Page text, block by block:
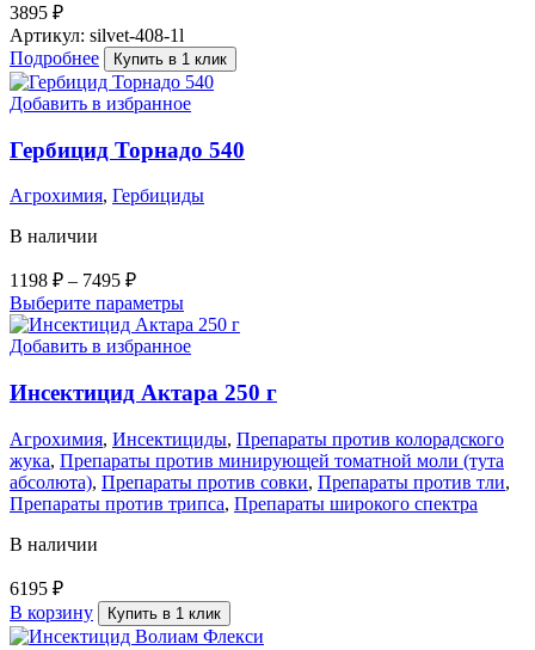
3895 ₽
Артикул: silvet-408-1l
Подробнее
Купить в 1 клик
Добавить в избранное
Гербицид Торнадо 540
Агрохимия, Гербициды
В наличии
1198 ₽ – 7495 ₽
Выберите параметры
Добавить в избранное
Инсектицид Актара 250 г
Агрохимия, Инсектициды, Препараты против колорадского
жука, Препараты против минирующей томатной моли (тута
абсолюта), Препараты против совки, Препараты против тли,
Препараты против трипса, Препараты широкого спектра
В наличии
6195 ₽
В корзину
Купить в 1 клик